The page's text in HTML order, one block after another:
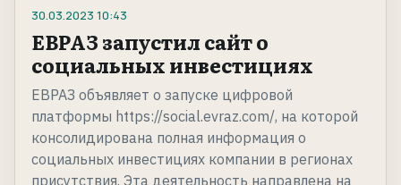
30.03.2023 10:43
ЕВРАЗ запустил сайт о
социальных инвестициях
ЕВРАЗ объявляет о запуске цифровой
платформы https://social.evraz.com/, на которой
консолидирована полная информация о
социальных инвестициях компании в регионах
присутствия. Эта деятельность направлена на